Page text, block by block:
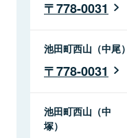
778-0031
池田町西山（中尾）
778-0031
池田町西山（中
塚）